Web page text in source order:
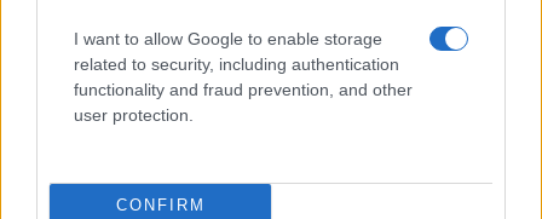
I want to allow Google to enable storage
related to security, including authentication
functionality and fraud prevention, and other
user protection.
CONFIRM
δημογραφικό «σβήνει» τα χωριά